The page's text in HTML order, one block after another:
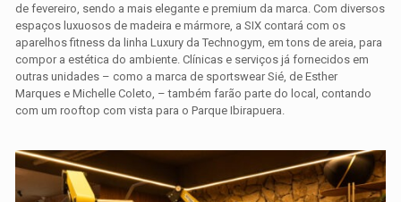
de fevereiro, sendo a mais elegante e premium da marca. Com diversos
espaços luxuosos de madeira e mármore, a SIX contará com os
aparelhos fitness da linha Luxury da Technogym, em tons de areia, para
compor a estética do ambiente. Clínicas e serviços já fornecidos em
outras unidades – como a marca de sportswear Sié, de Esther
Marques e Michelle Coleto, – também farão parte do local, contando
com um rooftop com vista para o Parque Ibirapuera.